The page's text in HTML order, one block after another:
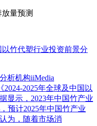
量预测
竹代塑行业投资前景分
析机构iiMedia
2024-2025年全球及中国以
显示，2023年中国竹产业
预计2025年中国竹产业
为，随着市场消